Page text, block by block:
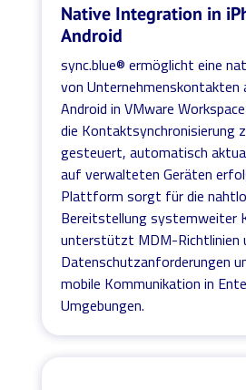
Native Integration in
Android
sync.blue® ermöglicht eine
von Unternehmenskontakten
Android in VMware
die Kontaktsynchronisierung
gesteuert, automatisch
auf verwalteten Geräten
Plattform sorgt für die
Bereitstellung systemweiter
unterstützt MDM-Richtlinien
Datenschutzanforderungen
mobile Kommunikation in
Umgebungen.